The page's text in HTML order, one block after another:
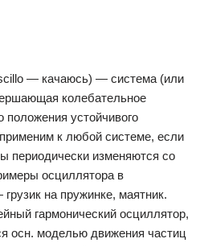
— качаюсь) — система (или
колебательное
положения устойчивого
к любой системе, если
периодически изменяются со
осциллятора в
на пружинке, маятник.
гармонический осциллятор,
осн. моделью движения частиц